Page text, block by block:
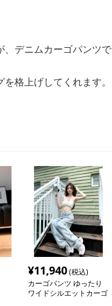
、デニムカーゴパンツで
格上げしてくれます。
¥11,940(税込)
カーゴパンツ ゆったり
ワイドシルエットカーゴ